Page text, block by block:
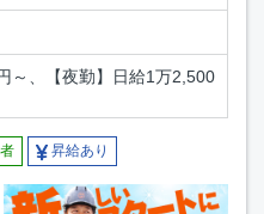
～、【夜勤】日給1万2,500
昇給あり